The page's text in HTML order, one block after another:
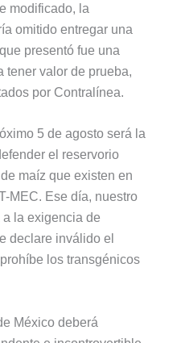
modificado, la
omitido entregar una
presentó fue una
tener valor de prueba,
por Contralínea.
5 de agosto será la
el reservorio
maíz que existen en
MEC. Ese día, nuestro
la exigencia de
declare inválido el
los transgénicos
México deberá